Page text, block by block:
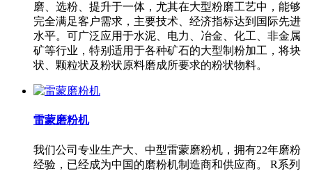
磨、选粉、提升于一体，尤其在大型粉磨工艺中，能够
完全满足客户需求，主要技术、经济指标达到国际先进
水平。可广泛应用于水泥、电力、冶金、化工、非金属
矿等行业，特别适用于各种矿石的大型制粉加工，将块
状、颗粒状及粉状原料磨成所要求的粉状物料。
雷蒙磨粉机
我们公司专业生产大、中型雷蒙磨粉机，拥有22年磨粉
经验，已经成为中国的磨粉机制造商和供应商。 R系列